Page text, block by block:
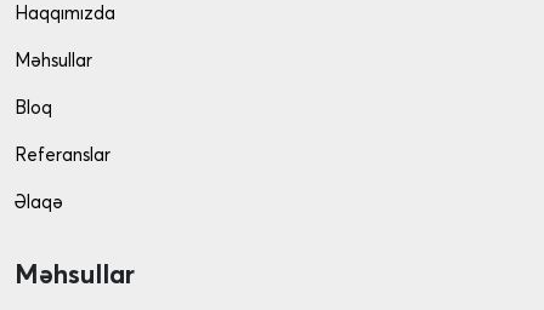
Haqqımızda
Məhsullar
Bloq
Referanslar
Əlaqə
Məhsullar